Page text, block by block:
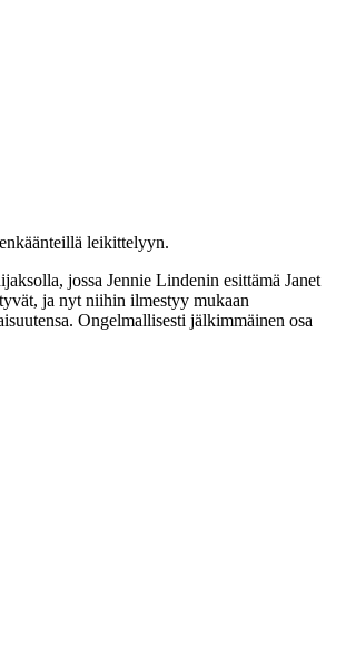
leikittelyyn.
jossa Jennie Lindenin esittämä Janet
ja nyt niihin ilmestyy mukaan
Ongelmallisesti jälkimmäinen osa